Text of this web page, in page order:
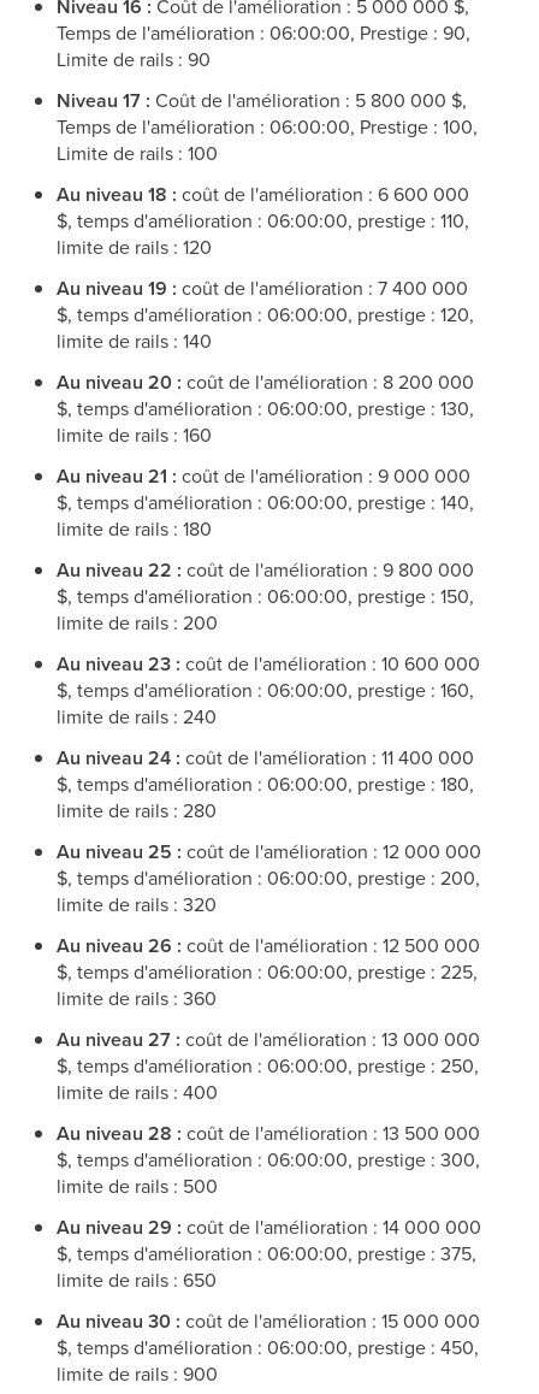
Niveau 16 : Coût de l'amélioration : 5 000 000 $,
Temps de l'amélioration : 06:00:00, Prestige : 90,
Limite de rails : 90
Niveau 17 : Coût de l'amélioration : 5 800 000 $,
Temps de l'amélioration : 06:00:00, Prestige : 100,
Limite de rails : 100
Au niveau 18 : coût de l'amélioration : 6 600 000
$, temps d'amélioration : 06:00:00, prestige : 110,
limite de rails : 120
Au niveau 19 : coût de l'amélioration : 7 400 000
$, temps d'amélioration : 06:00:00, prestige : 120,
limite de rails : 140
Au niveau 20 : coût de l'amélioration : 8 200 000
$, temps d'amélioration : 06:00:00, prestige : 130,
limite de rails : 160
Au niveau 21 : coût de l'amélioration : 9 000 000
$, temps d'amélioration : 06:00:00, prestige : 140,
limite de rails : 180
Au niveau 22 : coût de l'amélioration : 9 800 000
$, temps d'amélioration : 06:00:00, prestige : 150,
limite de rails : 200
Au niveau 23 : coût de l'amélioration : 10 600 000
$, temps d'amélioration : 06:00:00, prestige : 160,
limite de rails : 240
Au niveau 24 : coût de l'amélioration : 11 400 000
$, temps d'amélioration : 06:00:00, prestige : 180,
limite de rails : 280
Au niveau 25 : coût de l'amélioration : 12 000 000
$, temps d'amélioration : 06:00:00, prestige : 200,
limite de rails : 320
Au niveau 26 : coût de l'amélioration : 12 500 000
$, temps d'amélioration : 06:00:00, prestige : 225,
limite de rails : 360
Au niveau 27 : coût de l'amélioration : 13 000 000
$, temps d'amélioration : 06:00:00, prestige : 250,
limite de rails : 400
Au niveau 28 : coût de l'amélioration : 13 500 000
$, temps d'amélioration : 06:00:00, prestige : 300,
limite de rails : 500
Au niveau 29 : coût de l'amélioration : 14 000 000
$, temps d'amélioration : 06:00:00, prestige : 375,
limite de rails : 650
Au niveau 30 : coût de l'amélioration : 15 000 000
$, temps d'amélioration : 06:00:00, prestige : 450,
limite de rails : 900